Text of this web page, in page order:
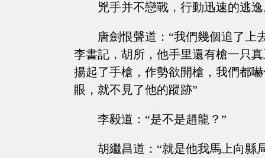
兇手并不戀戰，行動迅速的逃
唐劍恨聲道：“我們幾個追了上
李書記，胡所，他手里還有槍一只
揚起了手槍，作勢欲開槍，我們都
眼，就不見了他的蹤跡”
李毅道：“是不是趙龍？”
胡繼昌道：“就是他我馬上向縣